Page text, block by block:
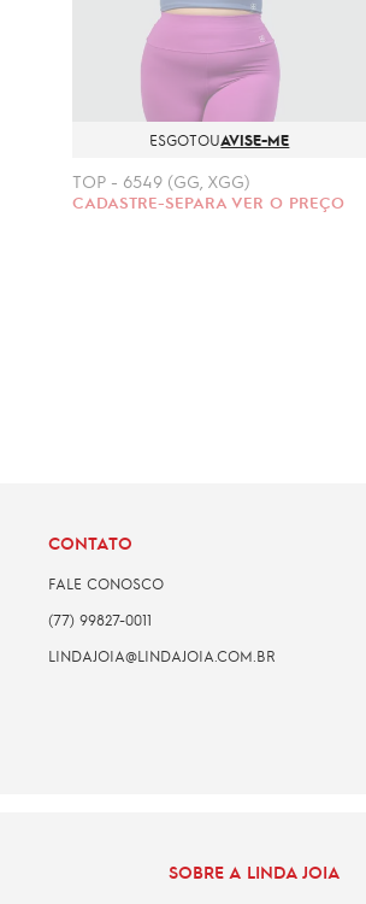
ESGOTOUAVISE-ME
TOP - 6549 (GG, XGG)
CADASTRE-SEPARA VER O PREÇO
CONTATO
FALE CONOSCO
(77) 99827-0011
LINDAJOIA@LINDAJOIA.COM.BR
SOBRE A LINDA JOIA